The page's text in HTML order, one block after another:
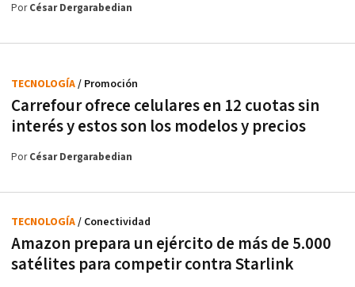
PorCésar Dergarabedian
Carrefour ofrece celulares en 12 cuotas sin
interés y estos son los modelos y precios
TECNOLOGÍA/ Promoción
PorCésar Dergarabedian
Amazon prepara un ejército de más de 5.000
satélites para competir contra Starlink
TECNOLOGÍA/ Conectividad